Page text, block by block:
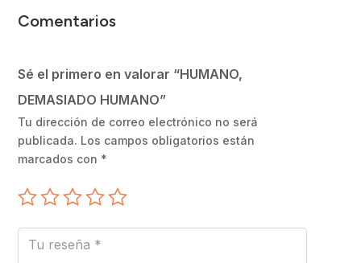
Comentarios
Sé el primero en valorar “HUMANO,
DEMASIADO HUMANO”
Tu dirección de correo electrónico no será
publicada. Los campos obligatorios están
marcados con *